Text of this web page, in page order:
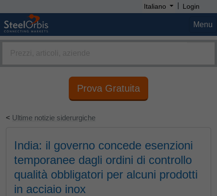
Italiano | Login
Menu
Prova Gratuita
< Ultime notizie siderurgiche
India: il governo concede esenzioni
temporanee dagli ordini di controllo
qualità obbligatori per alcuni prodotti
in acciaio inox